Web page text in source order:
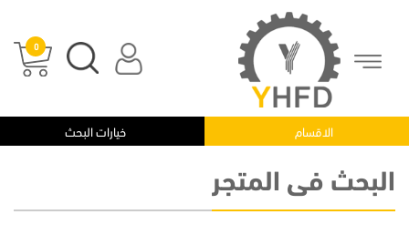
0
خيارات البحث الاقسام الرئيسية | البحث فى المتجر
البحث فى المتجر